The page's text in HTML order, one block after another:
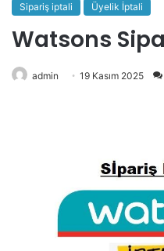
Sipariş iptali Üyelik İptali
Watsons
admin 19 Kasım 2025